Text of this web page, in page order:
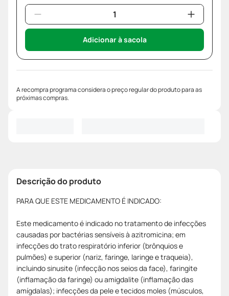
Adicionar à sacola
A recompra programa considera o preço regular do produto para as
próximas compras.
Descrição do produto
PARA QUE ESTE MEDICAMENTO É INDICADO:
Este medicamento é indicado no tratamento de infecções
causadas por bactérias sensíveis à azitromicina; em
infecções do trato respiratório inferior (brônquios e
pulmões) e superior (nariz, faringe, laringe e traqueia),
incluindo sinusite (infecção nos seios da face), faringite
(inflamação da faringe) ou amigdalite (inflamação das
amígdalas); infecções da pele e tecidos moles (músculos,